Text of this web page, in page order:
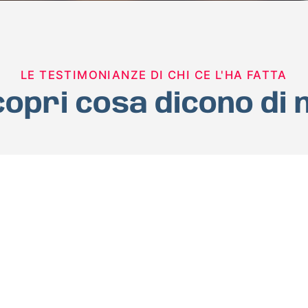
LE TESTIMONIANZE DI CHI CE L'HA FATTA
cosa dicono di